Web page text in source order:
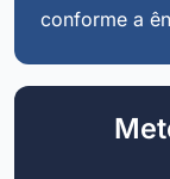
conforme a